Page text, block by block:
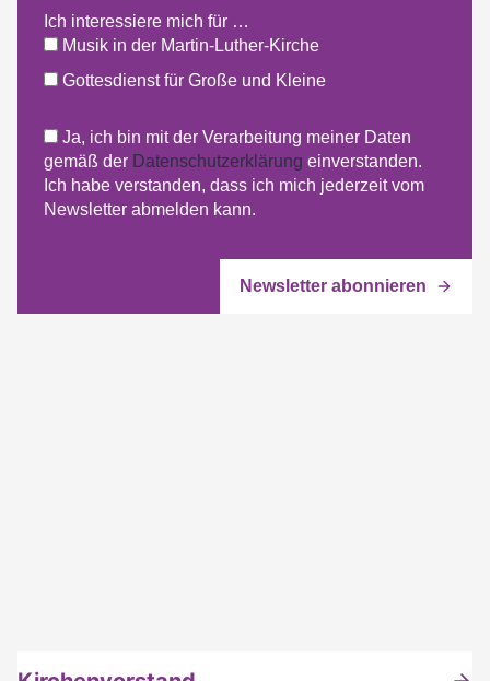
Ich interessiere mich für …
Musik in der Martin-Luther-Kirche
Gottesdienst für Große und Kleine
Ja, ich bin mit der Verarbeitung meiner Daten
gemäß der Datenschutzerklärung einverstanden.
Ich habe verstanden, dass ich mich jederzeit vom
Newsletter abmelden kann.